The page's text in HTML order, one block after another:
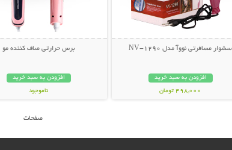
سشوار مسافرتی نووآ مدل NV-1290
افزودن به سبد خرید
498,000 تومان
برس حرارتی صاف کننده مو
افزودن به سبد خرید
ناموجود
صفحات